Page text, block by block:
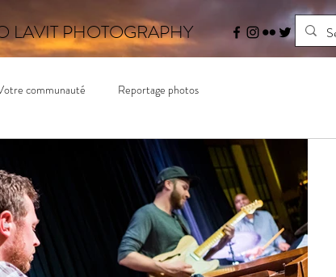
LAVIT PHOTOGRAPHY
communauté Reportage photos